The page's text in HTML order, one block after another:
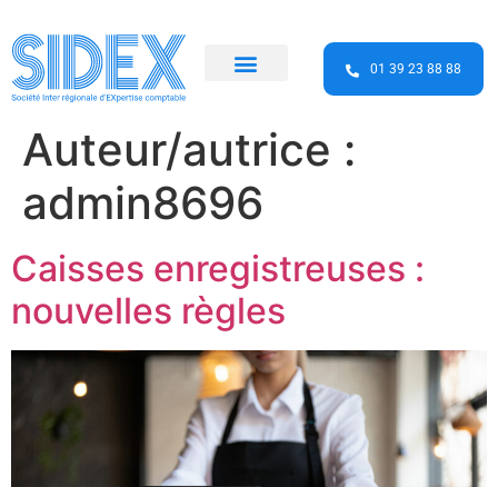
01 39 23 88 88
Auteur/autrice :
admin8696
Caisses enregistreuses :
nouvelles règles